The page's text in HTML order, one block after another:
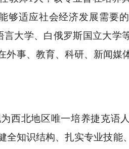
够适应社会经济发展需要
大学、白俄罗斯国立大学
外事、教育、科研、新闻媒
西北地区唯一培养捷克语
全知识结构、扎实专业技能